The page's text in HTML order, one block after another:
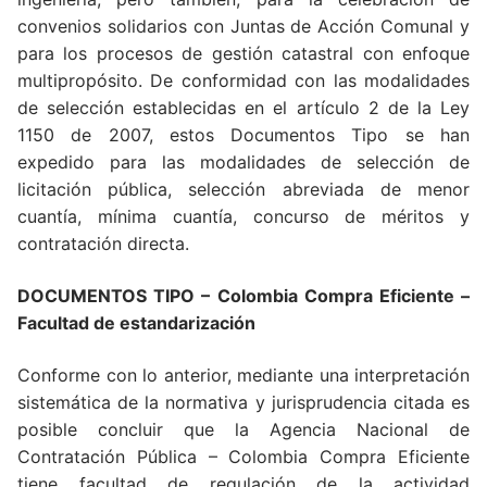
convenios solidarios con Juntas de Acción Comunal y
para los procesos de gestión catastral con enfoque
multipropósito. De conformidad con las modalidades
de selección establecidas en el artículo 2 de la Ley
1150 de 2007, estos Documentos Tipo se han
expedido para las modalidades de selección de
licitación pública, selección abreviada de menor
cuantía, mínima cuantía, concurso de méritos y
contratación directa.
DOCUMENTOS TIPO – Colombia Compra Eficiente –
Facultad de estandarización
Conforme con lo anterior, mediante una interpretación
sistemática de la normativa y jurisprudencia citada es
posible concluir que la Agencia Nacional de
Contratación Pública – Colombia Compra Eficiente